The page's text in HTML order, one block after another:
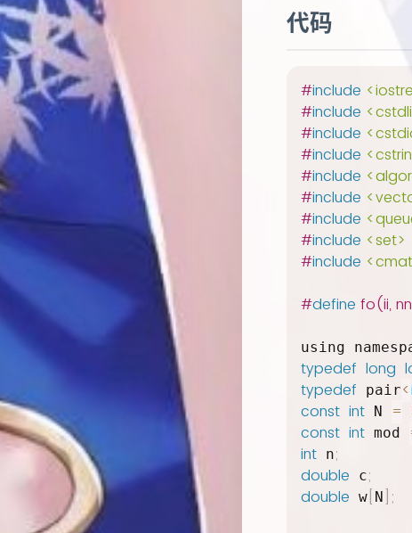
代码
#include
#include
#include
#include
#include
#include
#include
#include <set>
#include
#define fo(ii,
using
typedef long
typedef pair<
const int N =
const int mod
int n;
double c;
double w [ N ] ;